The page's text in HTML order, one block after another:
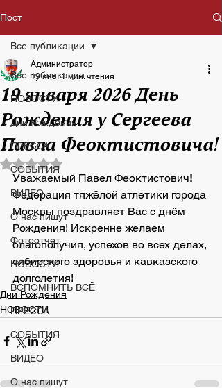
Пост
Все публикации
НОВОСТИ
Дни Рождения
ПРЕССА
СОБЫТИЯ
ВИДЕО
О нас пишут
Фотоотчет
НОВОСТИ
ВСПОМНИТЬ ВСЁ
ПРЕССА
СОБЫТИЯ
ВИДЕО
О нас пишут
Все публикации
19 января 2026 День
Рождения у Сергеева
Павла Феоктистовича!
Администратор
19 янв. 1 мин. чтения
Оценка: не число из 5 звезд.
Уважаемый Павел Феоктистович!
Федерация тяжёлой атлетики города
Москвы поздравляет Вас с днём
Рождения! Искренне желаем
благополучия, успехов во всех делах,
сибирского здоровья и кавказского
долголетия!
Дни Рождения
НОВОСТИ